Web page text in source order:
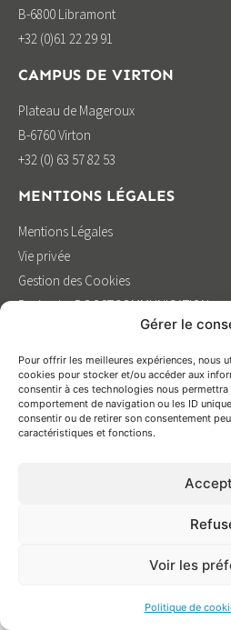
Gérer le
Pour offrir les meilleures expériences, nous
cookies pour stocker et/ou accéder aux
consentir à ces technologies nous
comportement de navigation ou les ID
consentir ou de retirer son consentement
caractéristiques et fonctions.
Voir les
Politique de
B-6800 Libramont
+32 (0)61 22 29 91
CAMPUS DE VIRTON
Plateau de Mageroux
B-6760 Virton
+32 (0) 63 57 82 53
MENTIONS LÉGALES
Mentions Légales
Vie privée
Gestion des Cookies
Design by BOOSTCOMMUNICATION